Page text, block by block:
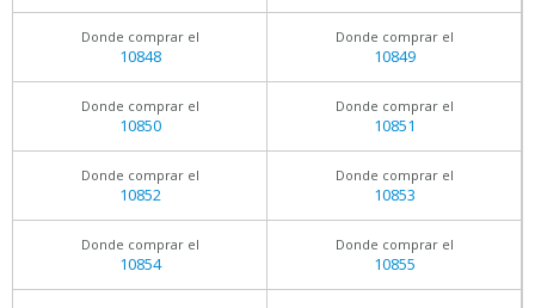
Donde comprar el
10848
Donde comprar el
10849
Donde comprar el
10850
Donde comprar el
10851
Donde comprar el
10852
Donde comprar el
10853
Donde comprar el
10854
Donde comprar el
10855